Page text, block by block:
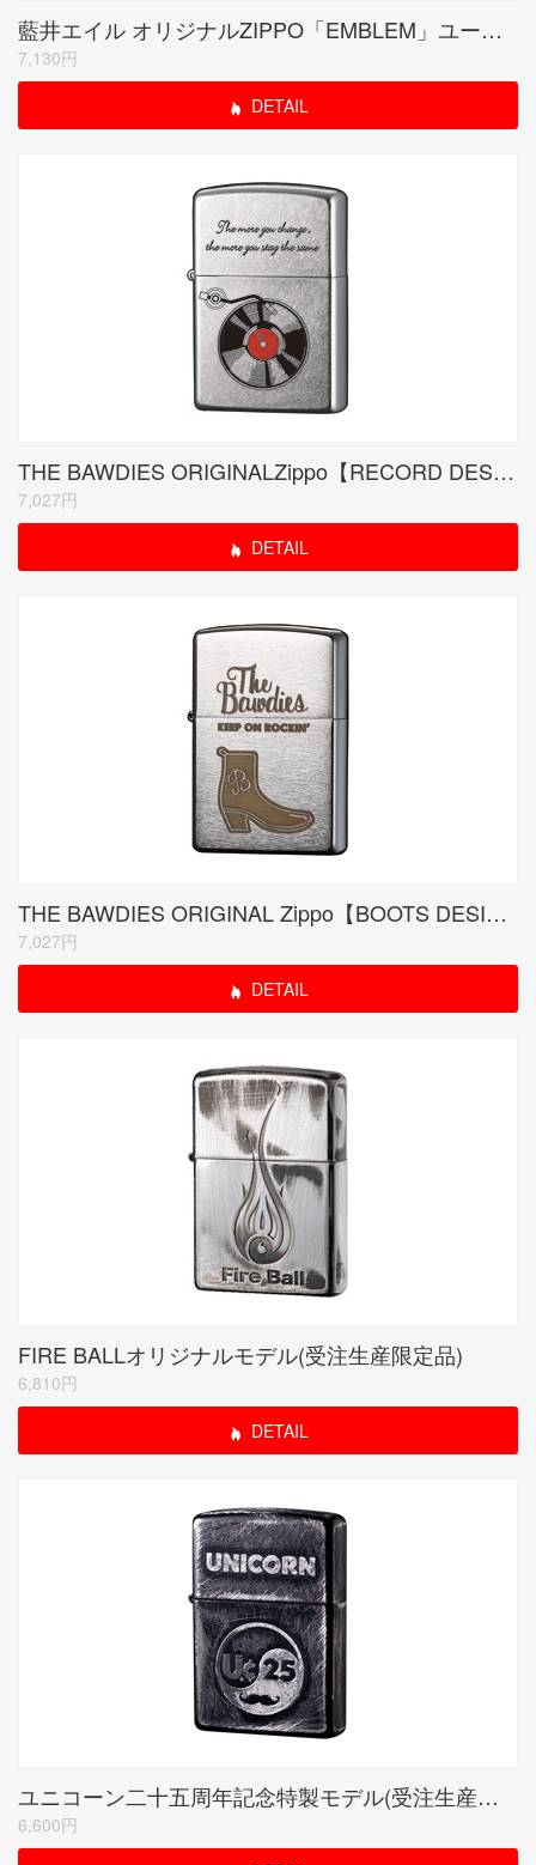
藍井エイル オリジナルZIPPO「EMBLEM」ユーズド
7,130円
DETAIL
THE BAWDIES ORIGINALZippo【RECORD DESIGN】シリアルナンバー入り
7,027円
DETAIL
THE BAWDIES ORIGINAL Zippo【BOOTS DESIGN】シリアルナンバー入り
7,027円
DETAIL
FIRE BALLオリジナルモデル(受注生産限定品)
6,810円
DETAIL
ユニコーン二十五周年記念特製モデル(受注生産限定品)
6,600円